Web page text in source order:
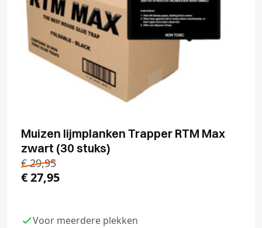
Muizen lijmplanken Trapper RTM Max
zwart (30 stuks)
€29,95
€27,95
Voor meerdere plekken